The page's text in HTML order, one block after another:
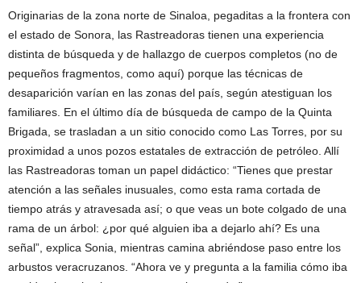
Originarias de la zona norte de Sinaloa, pegaditas a la frontera con
el estado de Sonora, las Rastreadoras tienen una experiencia
distinta de búsqueda y de hallazgo de cuerpos completos (no de
pequeños fragmentos, como aquí) porque las técnicas de
desaparición varían en las zonas del país, según atestiguan los
familiares. En el último día de búsqueda de campo de la Quinta
Brigada, se trasladan a un sitio conocido como Las Torres, por su
proximidad a unos pozos estatales de extracción de petróleo. Allí
las Rastreadoras toman un papel didáctico: “Tienes que prestar
atención a las señales inusuales, como esta rama cortada de
tiempo atrás y atravesada así; o que veas un bote colgado de una
rama de un árbol: ¿por qué alguien iba a dejarlo ahí? Es una
señal”, explica Sonia, mientras camina abriéndose paso entre los
arbustos veracruzanos. “Ahora ve y pregunta a la familia cómo iba